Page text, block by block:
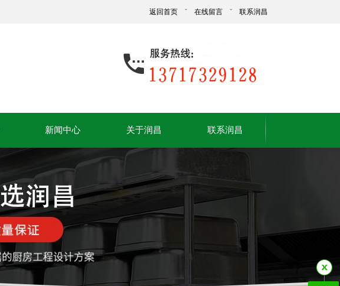
返回首页 ˇ 在线留言 ˇ 联系润昌
新闻中心 关于润昌 联系润昌